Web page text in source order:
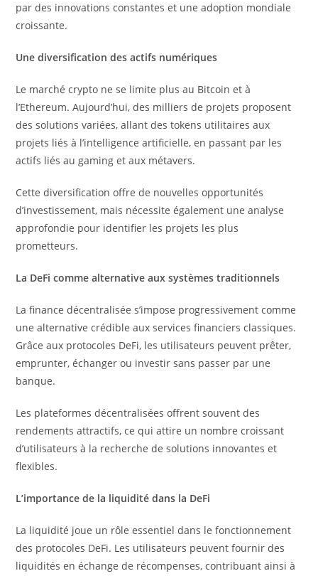
par des innovations constantes et une adoption mondiale
croissante.
Une diversification des actifs numériques
Le marché crypto ne se limite plus au Bitcoin et à
l’Ethereum. Aujourd’hui, des milliers de projets proposent
des solutions variées, allant des tokens utilitaires aux
projets liés à l’intelligence artificielle, en passant par les
actifs liés au gaming et aux métavers.
Cette diversification offre de nouvelles opportunités
d’investissement, mais nécessite également une analyse
approfondie pour identifier les projets les plus
prometteurs.
La DeFi comme alternative aux systèmes traditionnels
La finance décentralisée s’impose progressivement comme
une alternative crédible aux services financiers classiques.
Grâce aux protocoles DeFi, les utilisateurs peuvent prêter,
emprunter, échanger ou investir sans passer par une
banque.
Les plateformes décentralisées offrent souvent des
rendements attractifs, ce qui attire un nombre croissant
d’utilisateurs à la recherche de solutions innovantes et
flexibles.
L’importance de la liquidité dans la DeFi
La liquidité joue un rôle essentiel dans le fonctionnement
des protocoles DeFi. Les utilisateurs peuvent fournir des
liquidités en échange de récompenses, contribuant ainsi à